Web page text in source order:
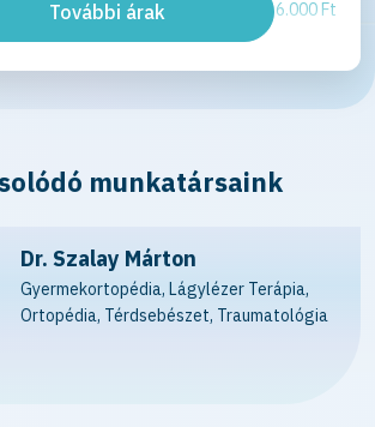
/ alkalom / régió 6.000 Ft
További árak
munkatársaink
Dr. Szalay Márton
Gyermekortopédia, Lágylézer Terápia,
Ortopédia, Térdsebészet, Traumatológia